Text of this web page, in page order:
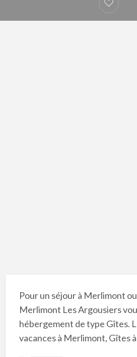
Pour un séjour à Merlimont
Merlimont Les Argousiers
hébergement de type Gîtes.
vacances à Merlimont, Gîtes